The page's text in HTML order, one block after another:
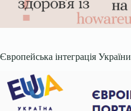
Європейська інтеграція України